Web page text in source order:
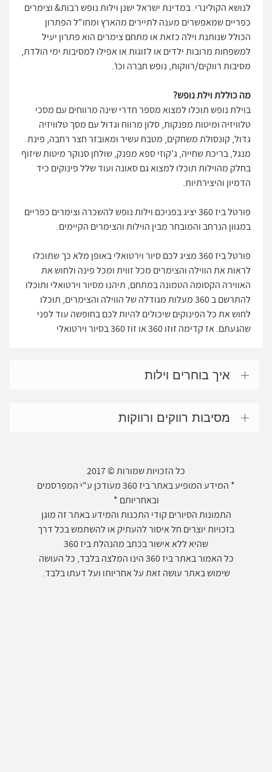
לנושא הקולינרי. במדינת ישראל ישנן וילות נופש רבות& וצימרים
כפריים שמאפשרים מענה לתיירים מהארץ ומחו"ל הפתרון
הכולל שנותנת וילה כזאת או מתחם צימרים הוא פתרון יעיל
למשפחות מרובות ילדים או לזוגות או אפילו למסיבות ימי הולדת,
מסיבות רווקים/רווקות, נופש חברה וכו'.
מה כוללת וילת נופש?
בוילת נופש תוכלו למצוא מספר חדרי שינה מרווחים עם מסכי
טלוויזיה ומיטות מפנקות, סלון מרווח וגדול עם מסך טלוויזיה
גדול, קונסולת משחקים, מטבח עשיר ומאובזר חצר רחבה, פינת
מנגל, בריכת שחייה, ג'קוזי ספא מפנק, שולחן סנוקר מיטות שיזוף
בחלק מהוילות תוכלו למצוא גם סאונה ועוד שלל פינוקים כיד
הדמיון והיצירתיות.
פורטל ביז 360 יציג בפניכם וילות נופש להשכרה וצימרים כפריים
במגוון הנרחב והמובחר מבין הוילות והצימרים הקיימים.
פורטל ביז 360 מציג לכם סיור וירטואלי באופן מלא כך שתוכלו
לראות את הווילה והצימרים מכל זווית ומכל פינה ולחוש את
האווירה הקסומה הטמונה במתחם, תיהנו מסיור וירטואלי ותוכלו
להתרשם ב 360 מעלות מגודלה של הווילה והצימרים, תוכלו
לחוש את כל הפינוקים שיכולים להיות לכם בחופשה עוד לפני
שהגעתם. אז קדימה זוזו 360 או זוז 360 בסיור וירטואלי
איך בוחרים וילות
מסיבות רווקים ורווקות
כל הזכויות שמורות © 2017
* המידע המופיע באתר ביז 360 מעודכן ע"י המפרסמים
ובאחריותם *
התמונות הסיורים קודי התכנות והמידע באתר זה מוגן
בזכויות יוצרים חל איסור להעתיק או להשתמש בכל דרך
שהיא ללא אישור בכתב מהנהלת ביז 360
כל האמור באתר ביז 360 הינו המלצה בלבד, כל העושה
שימוש באתר עושה זאת על אחריותו ועל דעתו בלבד.